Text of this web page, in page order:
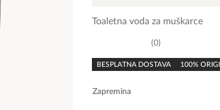
Toaletna voda za muškarce
rating
0
BESPLATNA DOSTAVA 100%
Zapremina